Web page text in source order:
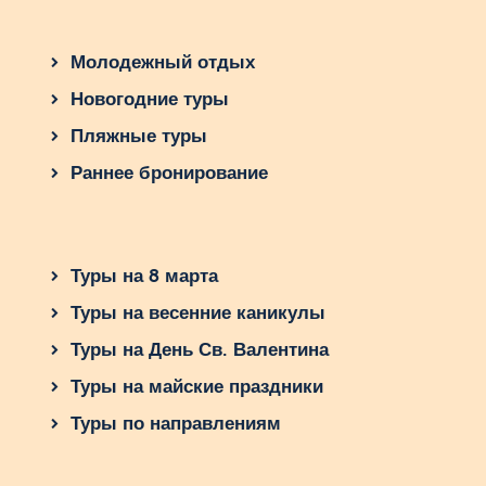
Молодежный отдых
Новогодние туры
Пляжные туры
Раннее бронирование
Туры на 8 марта
Туры на весенние каникулы
Туры на День Св. Валентина
Туры на майские праздники
Туры по направлениям